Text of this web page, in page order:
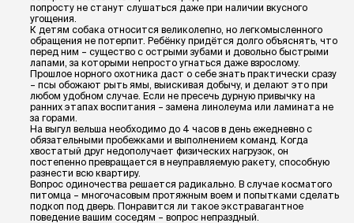
попросту не станут слушаться даже при наличии вкусного
угощения.
К детям собака относится великолепно, но легкомысленного
обращения не потерпит. Ребёнку придётся долго объяснять, что
перед ним – существо с острыми зубами и довольно быстрыми
лапами, за которыми непросто угнаться даже взрослому.
Прошлое норного охотника даст о себе знать практически сразу
– псы обожают рыть ямы, выискивая добычу, и делают это при
любом удобном случае. Если не пресечь дурную привычку на
ранних этапах воспитания – замена линолеума или ламината не
за горами.
На выгул вельша необходимо до 4 часов в день ежедневно с
обязательными пробежками и выполнением команд. Когда
хвостатый друг недополучает физических нагрузок, он
постепенно превращается в неуправляемую ракету, способную
разнести всю квартиру.
Вопрос одиночества решается радикально. В случае косматого
питомца – многочасовым протяжным воем и попытками сделать
подкоп под дверь. Понравится ли такое экстравагантное
поведение вашим соседям – вопрос непраздный.